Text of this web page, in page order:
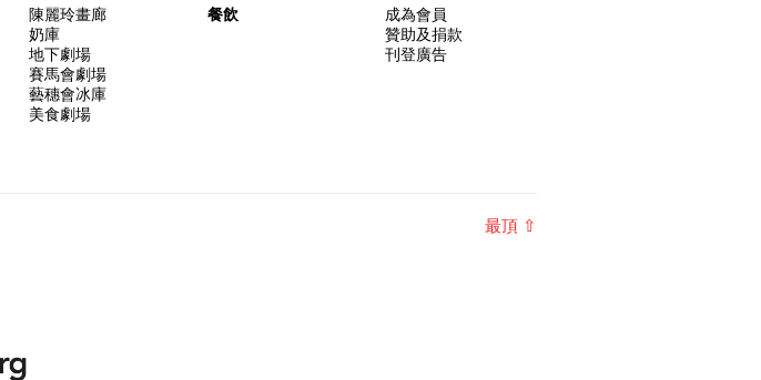
陳麗玲畫廊
奶庫
地下劇場
賽馬會劇場
藝穗會冰庫
美食劇場
餐飲
成為會員
贊助及捐款
刊登廣告
最頂 ⇧